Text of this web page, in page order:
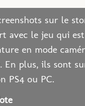
sur le
avec le jeu qui
en mode
En plus, ils sont
PS4 ou PC.